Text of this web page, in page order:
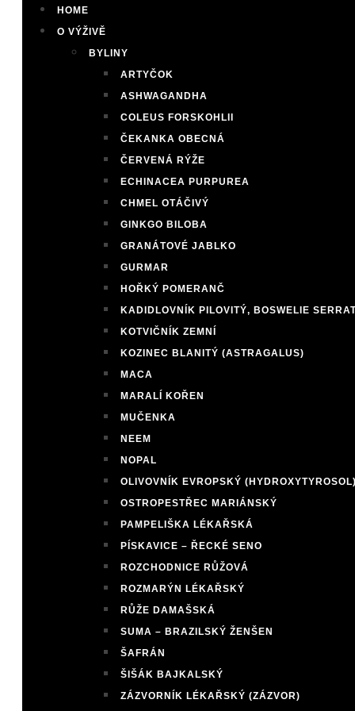
HOME
O VÝŽIVĚ
BYLINY
ARTYČOK
ASHWAGANDHA
COLEUS FORSKOHLII
ČEKANKA OBECNÁ
ČERVENÁ RÝŽE
ECHINACEA PURPUREA
CHMEL OTÁČIVÝ
GINKGO BILOBA
GRANÁTOVÉ JABLKO
GURMAR
HOŘKÝ POMERANČ
KADIDLOVNÍK PILOVITÝ, BOSWELIE
KOTVIČNÍK ZEMNÍ
KOZINEC BLANITÝ (ASTRAGALUS)
MACA
MARALÍ KOŘEN
MUČENKA
NEEM
NOPAL
OLIVOVNÍK EVROPSKÝ
OSTROPESTŘEC MARIÁNSKÝ
PAMPELIŠKA LÉKAŘSKÁ
PÍSKAVICE – ŘECKÉ SENO
ROZCHODNICE RŮŽOVÁ
ROZMARÝN LÉKAŘSKÝ
RŮŽE DAMAŠSKÁ
SUMA – BRAZILSKÝ ŽENŠEN
ŠAFRÁN
ŠIŠÁK BAJKALSKÝ
ZÁZVORNÍK LÉKAŘSKÝ (ZÁZVOR)